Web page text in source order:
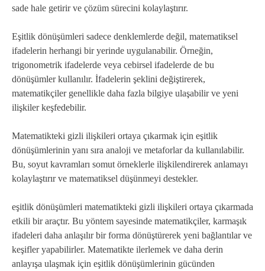
sade hale getirir ve çözüm sürecini kolaylaştırır.
Eşitlik dönüşümleri sadece denklemlerde değil, matematiksel
ifadelerin herhangi bir yerinde uygulanabilir. Örneğin,
trigonometrik ifadelerde veya cebirsel ifadelerde de bu
dönüşümler kullanılır. İfadelerin şeklini değiştirerek,
matematikçiler genellikle daha fazla bilgiye ulaşabilir ve yeni
ilişkiler keşfedebilir.
Matematikteki gizli ilişkileri ortaya çıkarmak için eşitlik
dönüşümlerinin yanı sıra analoji ve metaforlar da kullanılabilir.
Bu, soyut kavramları somut örneklerle ilişkilendirerek anlamayı
kolaylaştırır ve matematiksel düşünmeyi destekler.
eşitlik dönüşümleri matematikteki gizli ilişkileri ortaya çıkarmada
etkili bir araçtır. Bu yöntem sayesinde matematikçiler, karmaşık
ifadeleri daha anlaşılır bir forma dönüştürerek yeni bağlantılar ve
keşifler yapabilirler. Matematikte ilerlemek ve daha derin
anlayışa ulaşmak için eşitlik dönüşümlerinin gücünden